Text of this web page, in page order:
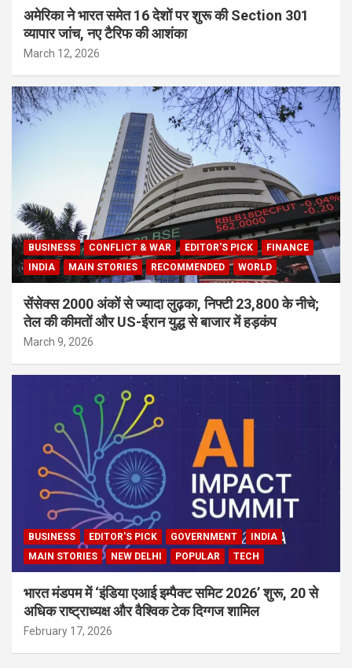
अमेरिका ने भारत समेत 16 देशों पर शुरू की Section 301
व्यापार जांच, नए टैरिफ की आशंका
March 12, 2026
BUSINESS CONFLICT & WAR EDITOR'S PICK
FINANCE
INDIA
MAIN STORIES RECOMMENDED WORLD
सेंसेक्स 2000 अंकों से ज्यादा लुढ़का, निफ्टी 23,800 के नीचे;
तेल की कीमतों और US-ईरान युद्ध से बाजार में हड़कंप
March 9, 2026
BUSINESS EDITOR'S PICK GOVERNMENT
INDIA
MAIN STORIES
NEW DELHI POPULAR TECH
भारत मंडपम में ‘इंडिया एआई इम्पैक्ट समिट 2026’ शुरू, 20 से
अधिक राष्ट्राध्यक्ष और वैश्विक टेक दिग्गज शामिल
February 17, 2026